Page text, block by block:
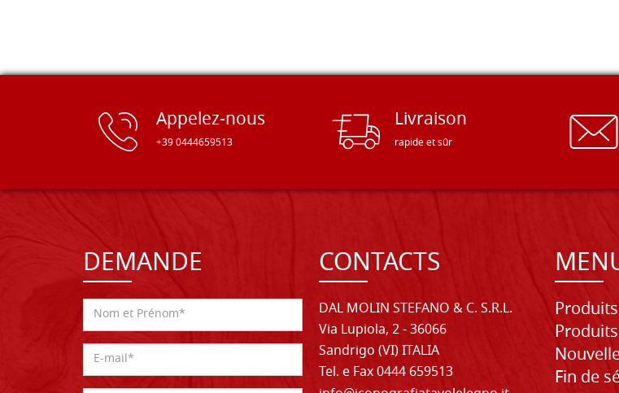
Appelez-nous
+39 0444659513
Livraison
rapide et sûr
DEMANDE CONTACTS
DAL MOLIN STEFANO & C. S.R.L.
Via Lupiola, 2 - 36066
Sandrigo (VI) ITALIA
Tel. e Fax 0444 659513
Produits
Fin de